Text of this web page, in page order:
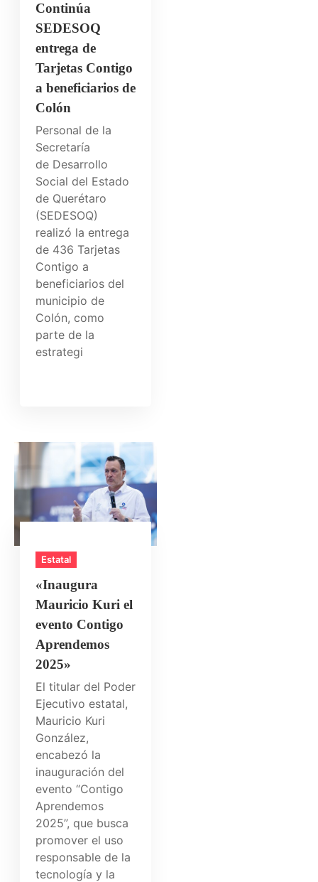
Continúa
SEDESOQ
entrega de
Tarjetas Contigo
a beneficiarios de
Colón
Personal de la
Secretaría
de Desarrollo
Social del Estado
de Querétaro
(SEDESOQ)
realizó la entrega
de 436 Tarjetas
Contigo a
beneficiarios del
municipio de
Colón, como
parte de la
estrategi
Estatal
«Inaugura
Mauricio Kuri el
evento Contigo
Aprendemos
2025»
El titular del Poder
Ejecutivo estatal,
Mauricio Kuri
González,
encabezó la
inauguración del
evento “Contigo
Aprendemos
2025”, que busca
promover el uso
responsable de la
tecnología y la